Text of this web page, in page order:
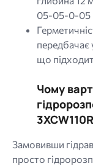
05-05-0-05
передбачає
що
Чому
Замовивши
просто